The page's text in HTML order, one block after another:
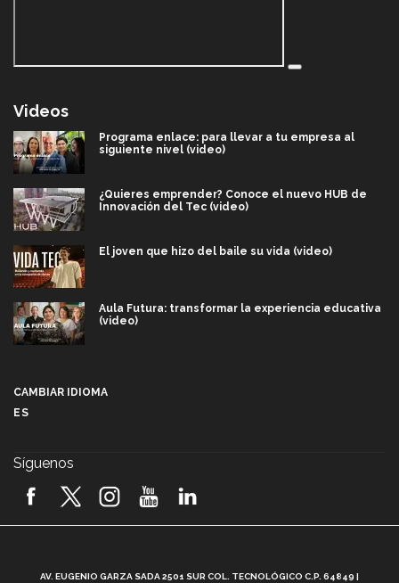
Videos
Programa enlace: para llevar a tu empresa al
siguiente nivel (video)
¿Quieres emprender? Conoce el nuevo HUB de
Innovación del Tec (video)
El joven que hizo del baile su vida (video)
Aula Futura: transformar la experiencia educativa
(video)
2026! (video)
CAMBIAR IDIOMA
ES
Síguenos
AV. EUGENIO GARZA SADA 2501 SUR COL. TECNOLÓGICO C.P. 64849 |